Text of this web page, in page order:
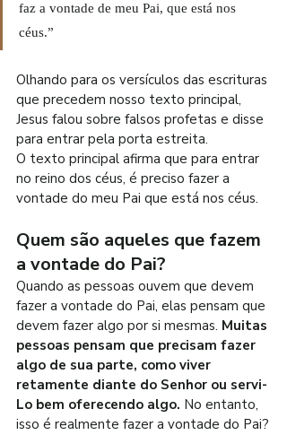
faz a vontade de meu Pai, que está nos
céus.”
Olhando para os versículos das escrituras
que precedem nosso texto principal,
Jesus falou sobre falsos profetas e disse
para entrar pela porta estreita.
O texto principal afirma que para entrar
no reino dos céus, é preciso fazer a
vontade do meu Pai que está nos céus.
Quem são aqueles que fazem
a vontade do Pai?
Quando as pessoas ouvem que devem
fazer a vontade do Pai, elas pensam que
devem fazer algo por si mesmas. Muitas
pessoas pensam que precisam fazer
algo de sua parte, como viver
retamente diante do Senhor ou servi-
Lo bem oferecendo algo. No entanto,
isso é realmente fazer a vontade do Pai?